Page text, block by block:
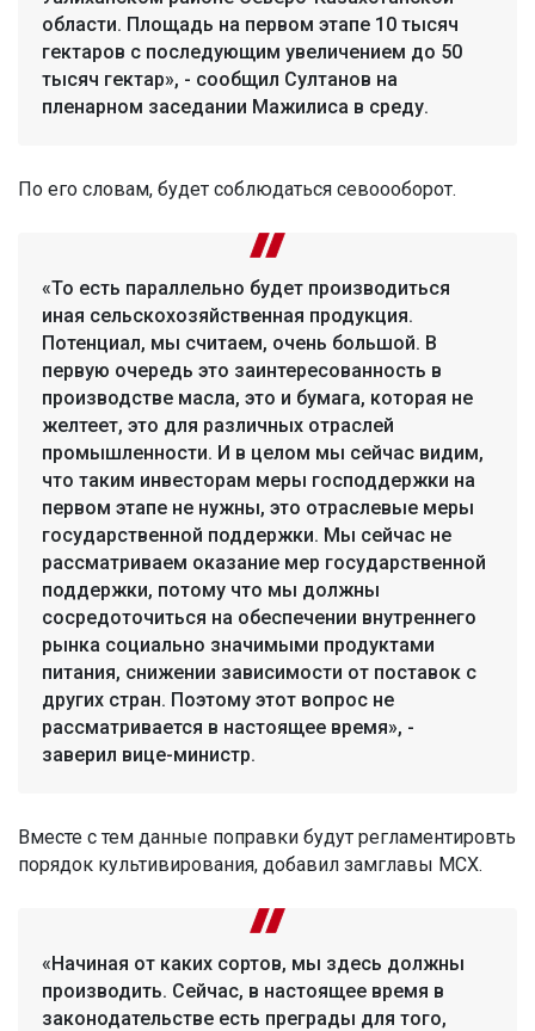
области. Площадь на первом этапе 10 тысяч
гектаров с последующим увеличением до 50
тысяч гектар», - сообщил Султанов на
пленарном заседании Мажилиса в среду.
По его словам, будет соблюдаться севоооборот.
«То есть параллельно будет производиться
иная сельскохозяйственная продукция.
Потенциал, мы считаем, очень большой. В
первую очередь это заинтересованность в
производстве масла, это и бумага, которая не
желтеет, это для различных отраслей
промышленности. И в целом мы сейчас видим,
что таким инвесторам меры господдержки на
первом этапе не нужны, это отраслевые меры
государственной поддержки. Мы сейчас не
рассматриваем оказание мер государственной
поддержки, потому что мы должны
сосредоточиться на обеспечении внутреннего
рынка социально значимыми продуктами
питания, снижении зависимости от поставок с
других стран. Поэтому этот вопрос не
рассматривается в настоящее время», -
заверил вице-министр.
Вместе с тем данные поправки будут регламентировть
порядок культивирования, добавил замглавы МСХ.
«Начиная от каких сортов, мы здесь должны
производить. Сейчас, в настоящее время в
законодательстве есть преграды для того,